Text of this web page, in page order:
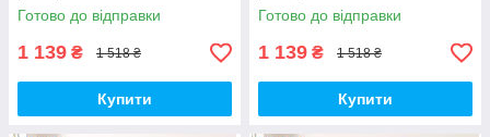
Готово до відправки
1 139 ₴ 1 518 ₴
Купити
Готово до відправки
1 139 ₴ 1 518 ₴
Купити